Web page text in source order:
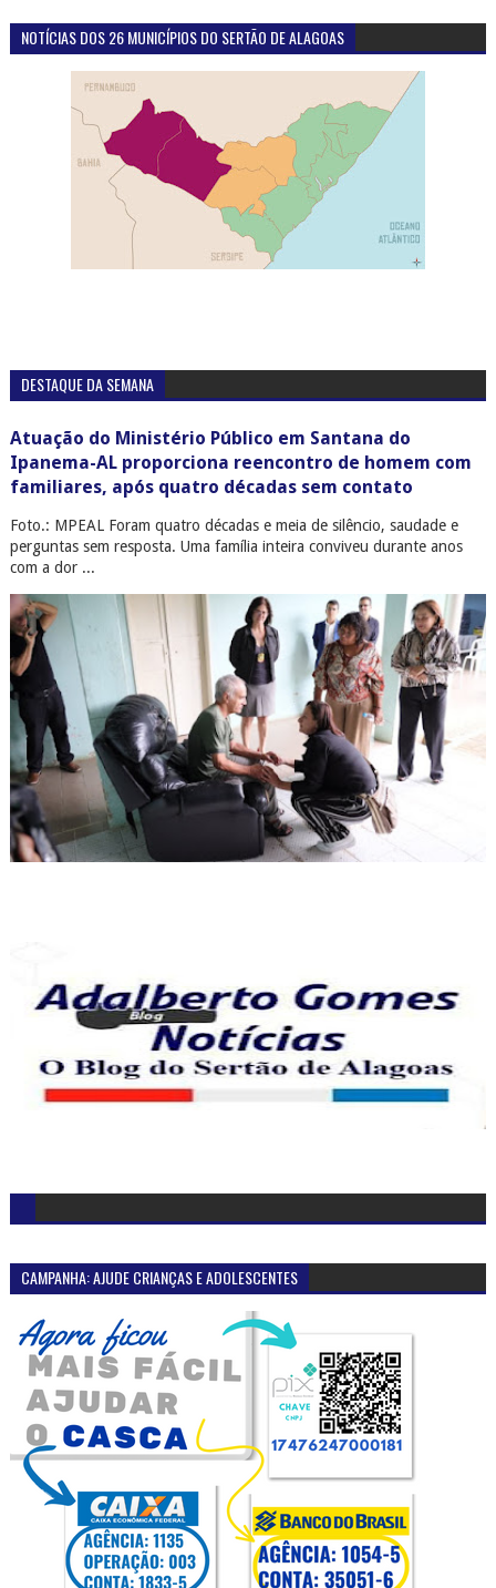
NOTÍCIAS DOS 26 MUNICÍPIOS DO SERTÃO DE ALAGOAS
DESTAQUE DA SEMANA
Atuação do Ministério Público em Santana do
Ipanema-AL proporciona reencontro de homem com
familiares, após quatro décadas sem contato
Foto.: MPEAL Foram quatro décadas e meia de silêncio, saudade e
perguntas sem resposta. Uma família inteira conviveu durante anos
com a dor ...
CAMPANHA: AJUDE CRIANÇAS E ADOLESCENTES